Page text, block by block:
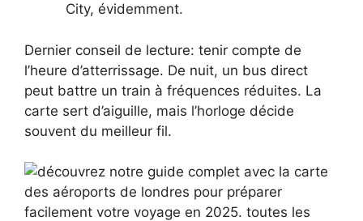
City, évidemment.
Dernier conseil de lecture: tenir compte de
l’heure d’atterrissage. De nuit, un bus direct
peut battre un train à fréquences réduites. La
carte sert d’aiguille, mais l’horloge décide
souvent du meilleur fil.